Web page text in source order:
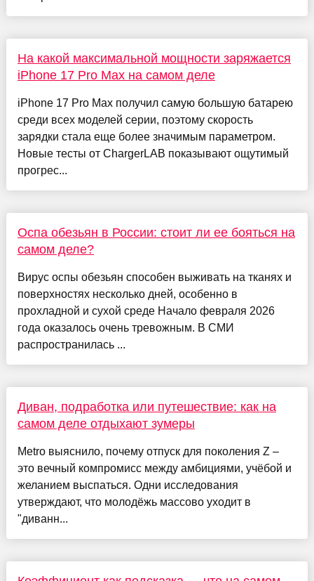
На какой максимальной мощности заряжается
iPhone 17 Pro Max на самом деле
iPhone 17 Pro Max получил самую большую батарею
среди всех моделей серии, поэтому скорость
зарядки стала еще более значимым параметром.
Новые тесты от ChargerLAB показывают ощутимый
прогрес...
Оспа обезьян в России: стоит ли ее бояться на
самом деле?
Вирус оспы обезьян способен выживать на тканях и
поверхностях несколько дней, особенно в
прохладной и сухой среде Начало февраля 2026
года оказалось очень тревожным. В СМИ
распространилась ...
Диван, подработка или путешествие: как на
самом деле отдыхают зумеры
Metro выяснило, почему отпуск для поколения Z –
это вечный компромисс между амбициями, учёбой и
желанием выспаться. Одни исследования
утверждают, что молодёжь массово уходит в
"диванн...